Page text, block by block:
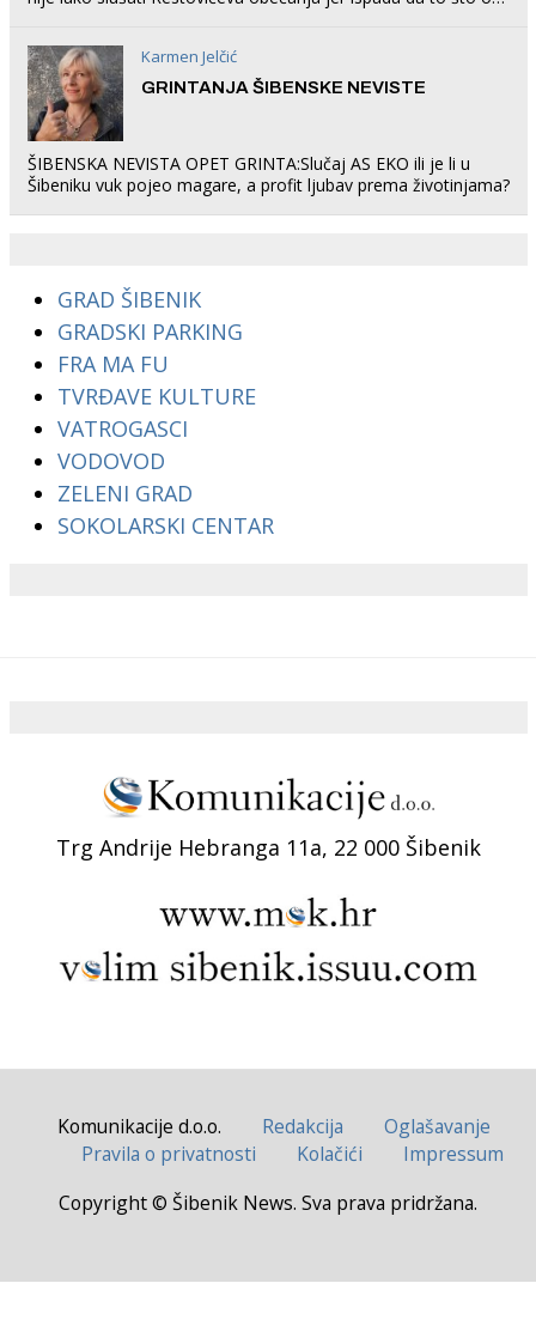
Karmen Jelčić
GRINTANJA ŠIBENSKE NEVISTE
ŠIBENSKA NEVISTA OPET GRINTA:Slučaj AS EKO ili je li u
Šibeniku vuk pojeo magare, a profit ljubav prema životinjama?
GRAD ŠIBENIK
GRADSKI PARKING
FRA MA FU
TVRĐAVE KULTURE
VATROGASCI
VODOVOD
ZELENI GRAD
SOKOLARSKI CENTAR
Trg Andrije Hebranga 11a, 22 000 Šibenik
Komunikacije d.o.o. Redakcija
Oglašavanje
Pravila o privatnosti
Kolačići
Impressum
Copyright © Šibenik News. Sva prava pridržana.